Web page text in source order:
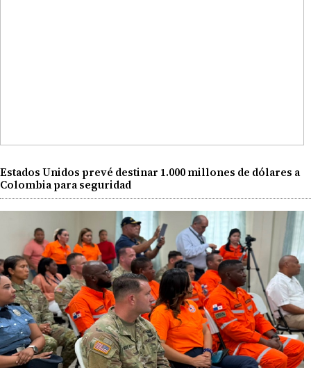
Estados Unidos prevé destinar 1.000 millones de dólares a
Colombia para seguridad